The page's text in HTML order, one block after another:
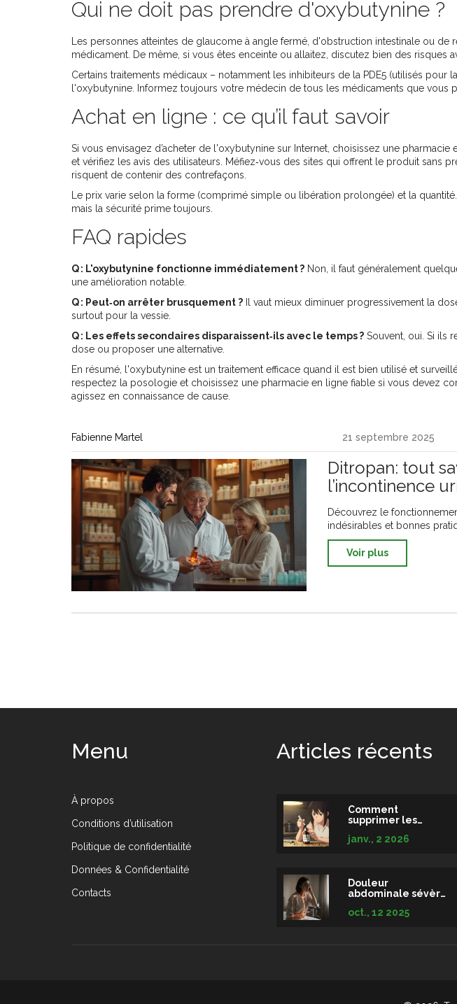
Qui ne doit pas prendre d'oxybutynine ?
Les personnes atteintes de glaucome à angle fermé, d'obstruction intestinale ou de
médicament. De même, si vous êtes enceinte ou allaitez, discutez bien des risques
Certains traitements médicaux – notamment les inhibiteurs de la PDE5 (utilisés pour
l'oxybutynine. Informez toujours votre médecin de tous les médicaments que vous
Achat en ligne : ce qu’il faut savoir
Si vous envisagez d’acheter de l'oxybutynine sur Internet, choisissez une
et vérifiez les avis des utilisateurs. Méfiez‑vous des sites qui offrent le produit sans
risquent de contenir des contrefaçons.
Le prix varie selon la forme (comprimé simple ou libération prolongée) et la
mais la sécurité prime toujours.
FAQ rapides
Q : L'oxybutynine fonctionne immédiatement ? Non, il faut généralement
une amélioration notable.
Q : Peut‑on arrêter brusquement ? Il vaut mieux diminuer progressivement la
surtout pour la vessie.
Q : Les effets secondaires disparaissent‑ils avec le temps ? Souvent, oui. Si ils
dose ou proposer une alternative.
En résumé, l'oxybutynine est un traitement efficace quand il est bien utilisé et
respectez la posologie et choisissez une pharmacie en ligne fiable si vous devez
agissez en connaissance de cause.
Fabienne Martel 21 septembre 2025
Ditropan: tout
l’incontinence
Découvrez le
indésirables et bonnes
Voir plus
Menu
À propos
Conditions d’utilisation
Politique de confidentialité
Données & Confidentialité
Contacts
Articles récents
Comment
supprimer les
personnelles sur
d'identité
janv., 2 2026
Douleur
abdominale sévère
qu’il faut savoir
oct., 12 2025